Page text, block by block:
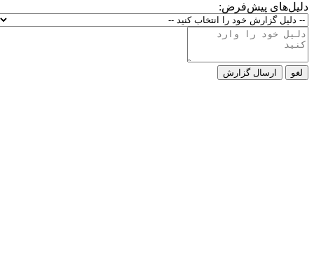
دلیل‌های پیش‌فرض:
لغو ارسال گزارش